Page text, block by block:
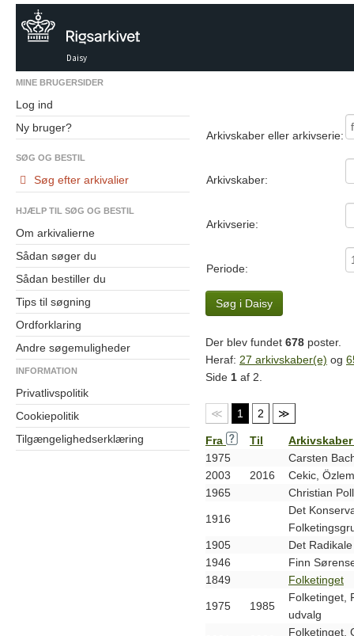
Daisy
MINE BRUGERSIDER
Log ind
Ny bruger?
SØG OG BESTIL
Søg efter arkivalier
HJÆLP TIL SØG OG BESTIL
Om arkivalierne
Sådan søger du
Sådan bestiller du
Tips til søgning
Ordforklaring
Andre søgemuligheder
INFORMATION
Privatlivspolitik
Cookiepolitik
Tilgængelighedserklæring
Arkivskaber eller arkivserie:
Arkivskaber:
Arkivserie:
Periode:
Søg i Daisy
Der blev fundet 678 poster.
Heraf: 27 arkivskaber(e) og
Side 1 af 2.
≪ 1 2 ≫
Fra Til
Arkivskaber
1975
Carsten
2003
2016
Cekic,
1965
Christian
1916
Det
1905
Det
1946
Finn
1849
Folketinget
1975 1985
Folketinget,
udvalg
Folketinget,